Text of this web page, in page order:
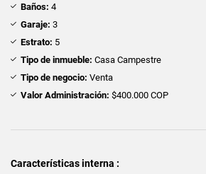
Baños: 4
Garaje: 3
Estrato: 5
Tipo de inmueble: Casa Campestre
Tipo de negocio: Venta
Valor Administración: $400.000 COP
Características interna :